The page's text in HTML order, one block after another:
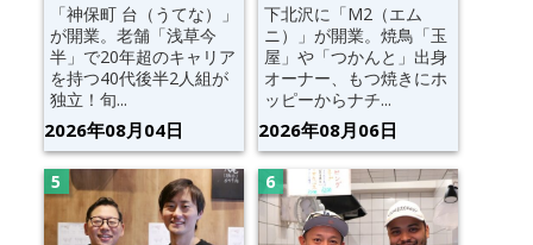
「神保町 台（うてな）」
が開業。老舗「浅草今
半」で20年超のキャリア
を持つ40代後半2人組が
独立！旬...
2026年08月04日
下北沢に「M2（エム
ニ）」が開業。焼鳥「玉
屋」や「つかんと」出身
オーナー、もつ焼きにホ
ッピーからナチ...
2026年08月06日